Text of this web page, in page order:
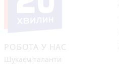
РОБОТА У НАС
Шукаєм таланти